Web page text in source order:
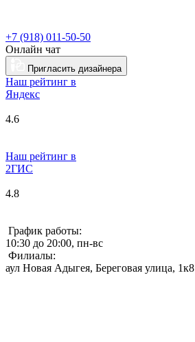
+7 (918) 011-50-50
Онлайн чат
Пригласить дизайнера
Наш рейтинг в
Яндекс
4.6
Наш рейтинг в
2ГИС
4.8
График работы:
10:30 до 20:00, пн-вс
Филиалы:
аул Новая Адыгея, Береговая улица, 1к8